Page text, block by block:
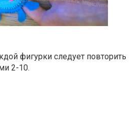
фигурки следует повторить
2-10.